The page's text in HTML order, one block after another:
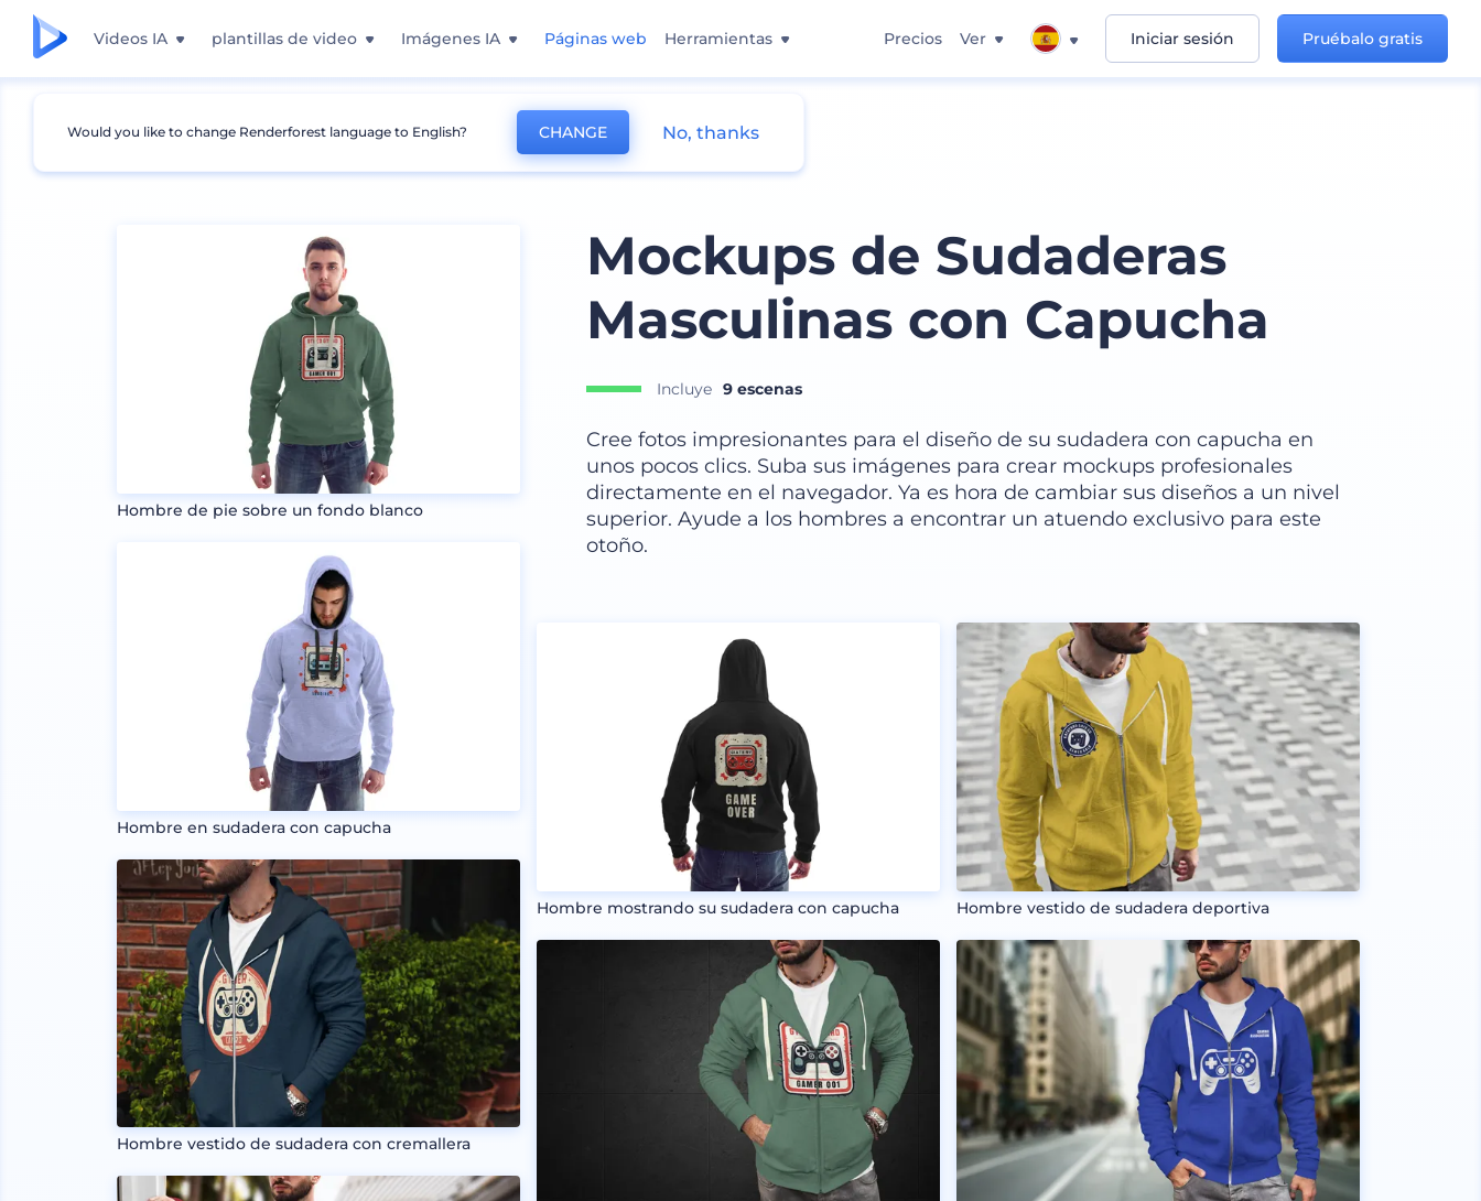
Videos IA plantillas de video Imágenes IA Páginas web Herramientas Precios Ver Iniciar sesión Pruébalo gratis
Mockups Ropa Mockup de sudadera con capucha
Hombre de pie sobre un fondo blanco
Hombre en sudadera con capucha
Hombre vestido de sudadera con cremallera
Mockups de Sudaderas
Masculinas con Capucha
Incluye 9 escenas
Cree fotos impresionantes para el diseño de su sudadera con capucha en
unos pocos clics. Suba sus imágenes para crear mockups profesionales
directamente en el navegador. Ya es hora de cambiar sus diseños a un nivel
superior. Ayude a los hombres a encontrar un atuendo exclusivo para este
otoño.
Hombre mostrando su sudadera con capucha Hombre vestido de sudadera deportiva
Would you like to change Renderforest language to English? CHANGE No, thanks